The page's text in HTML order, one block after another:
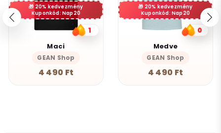
20% kedvezmény
Kuponkód: Nap20
1
Maci
GEAN Shop
4 490 Ft
20% kedvezmény
Kuponkód: Nap20
0
Medve
GEAN Shop
4 490 Ft